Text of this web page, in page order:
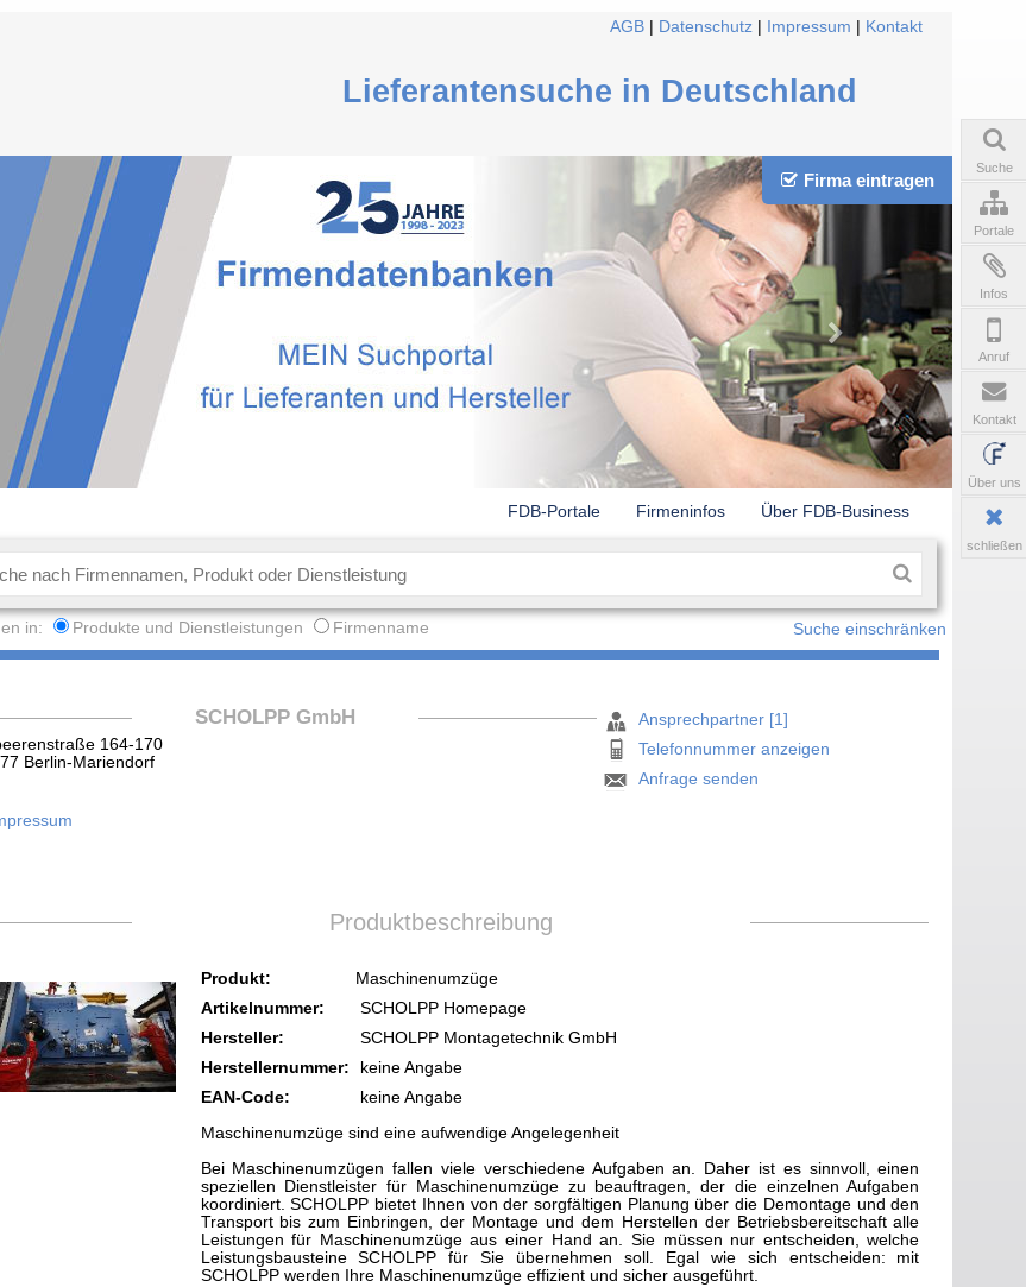
AGB Datenschutz Impressum Kontakt
Lieferantensuche in Deutschland
Firma eintragen
FDB-Portale Firmeninfos Über FDB-Business
in: Produkte und Dienstleistungen Firmenname Suche einschränken
SCHOLPP GmbH
164-170
Berlin-Mariendorf
Ansprechpartner [1]
Telefonnummer anzeigen
Anfrage senden
Produktbeschreibung
Produkt:
Maschinenumzüge
Artikelnummer:
SCHOLPP Homepage
Hersteller:
SCHOLPP Montagetechnik GmbH
Herstellernummer:
keine Angabe
EAN-Code:
keine Angabe
Maschinenumzüge sind eine aufwendige Angelegenheit
Bei Maschinenumzügen fallen viele verschiedene Aufgaben an. Daher ist es sinnvoll, einen
speziellen Dienstleister für Maschinenumzüge zu beauftragen, der die einzelnen Aufgaben
koordiniert. SCHOLPP bietet Ihnen von der sorgfältigen Planung über die Demontage und den
Transport bis zum Einbringen, der Montage und dem Herstellen der Betriebsbereitschaft alle
Leistungen für Maschinenumzüge aus einer Hand an. Sie müssen nur entscheiden, welche
Leistungsbausteine SCHOLPP für Sie übernehmen soll. Egal wie sich entscheiden: mit
SCHOLPP werden Ihre Maschinenumzüge effizient und sicher ausgeführt.
Suche
Portale
Infos
Anruf
Kontakt
Über uns
schließen